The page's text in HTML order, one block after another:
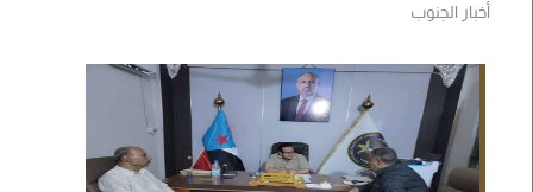
أخبار الجنوب